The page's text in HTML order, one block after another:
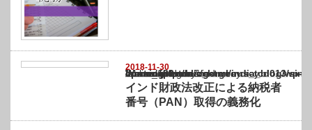
2018-11-30
Warning
: Undefined array key "show_category" in
/home/netst/kuno-cpa.co.jp/public_html/india_blog/wp-content/themes/
on line183
インド財政法改正による納税者
番号（PAN）取得の義務化